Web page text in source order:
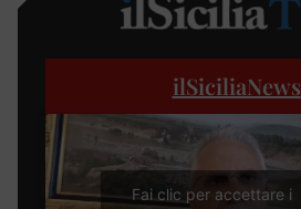
ilSiciliaNews
Fai clic per accettare i